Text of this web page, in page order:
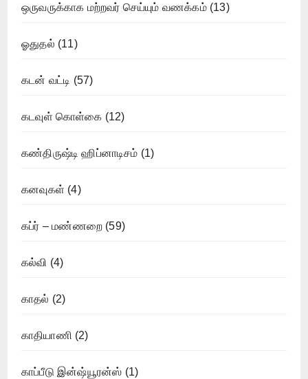
ஒருவருக்காக மற்றவர் செய்யும் வணக்கம்(13)
ஓதுதல் (11)
கடன் வட்டி (57)
கடவுள் கொள்கை (12)
கண்திருஷ்டி ஹிப்னாடிசம் (1)
கனவுகள் (4)
கப்ர் – மண்ணறை (59)
கல்வி (4)
காதல் (2)
காதியாணி (2)
காப்பீடு இன்ஷ்யூரன்ஸ் (1)